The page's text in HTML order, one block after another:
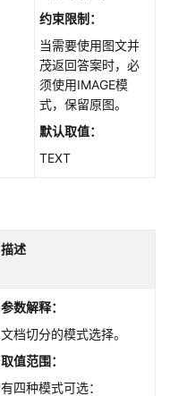
约束限制：
当需要使用图文并
茂返回答案时，必
须使用IMAGE模
式，保留原图。
默认取值：
TEXT
描述
参数解释：
文档切分的模式选择。
取值范围：
有四种模式可选：